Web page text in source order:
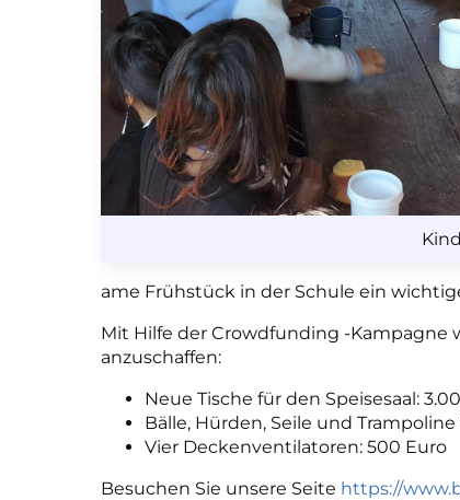
ame Frühstück in der Schule ein
Mit Hilfe der Crowdfunding -Kampagne
anzuschaffen:
Neue Tische für den Speisesaal:
Bälle, Hürden, Seile und
Vier Deckenventilatoren: 500 Euro
Besuchen Sie unsere Seite https://